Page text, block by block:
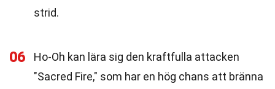
strid.
06
Ho-Oh kan lära sig den kraftfulla attacken
"Sacred Fire," som har en hög chans att bränna